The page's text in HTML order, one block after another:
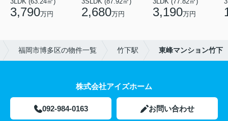
3,790万円 2,680万円 3,190万円
福岡市博多区の物件一覧 竹下駅 東峰マンション竹下
株式会社アイズホーム
092-984-0163 お問い合わせ